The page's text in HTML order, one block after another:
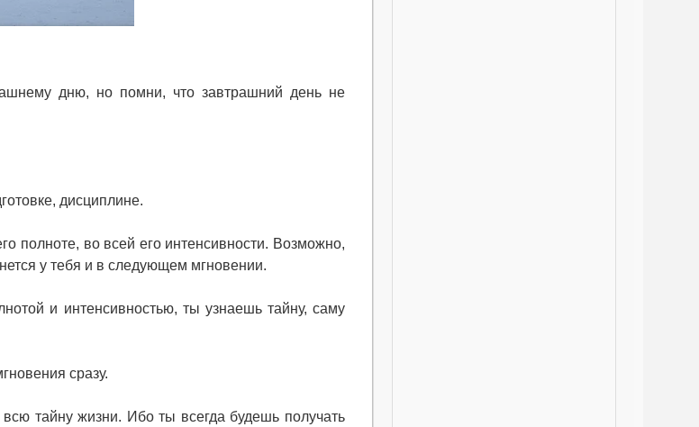
дню, но помни, что завтрашний день не
дисциплине.
полноте, во всей его интенсивности. Возможно,
у тебя и в следующем мгновении.
и интенсивностью, ты узнаешь тайну, саму
сразу.
тайну жизни. Ибо ты всегда будешь получать